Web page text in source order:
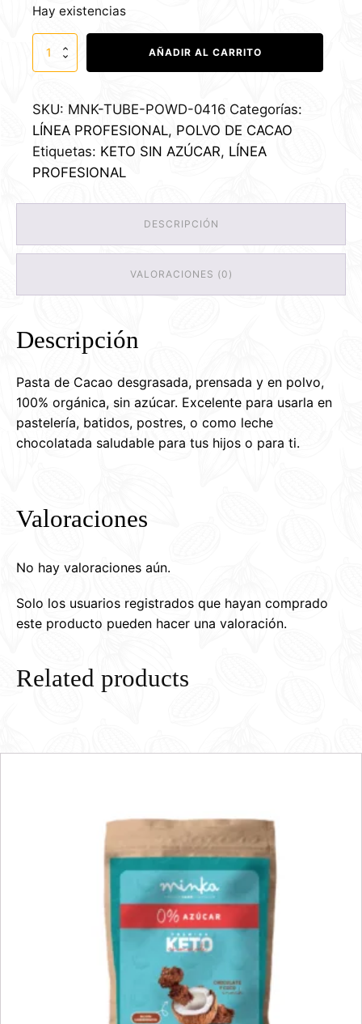
Hay existencias
Polvo
Cacao
cantidad
AÑADIR AL CARRITO
SKU: MNK-TUBE-POWD-0416 Categorías:
LÍNEA PROFESIONAL, POLVO DE CACAO
Etiquetas: KETO SIN AZÚCAR, LÍNEA
PROFESIONAL
DESCRIPCIÓN
VALORACIONES (0)
Descripción
Pasta de Cacao desgrasada, prensada y en polvo,
100% orgánica, sin azúcar. Excelente para usarla en
pastelería, batidos, postres, o como leche
chocolatada saludable para tus hijos o para ti.
Valoraciones
No hay valoraciones aún.
Solo los usuarios registrados que hayan comprado
este producto pueden hacer una valoración.
Related products